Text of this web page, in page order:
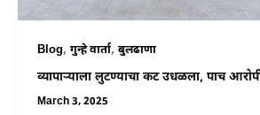
Blog, गुन्हे वार्ता, बुलढाणा
व्यापाऱ्याला लुटण्याचा कट उधळला, पाच
March 3, 2025